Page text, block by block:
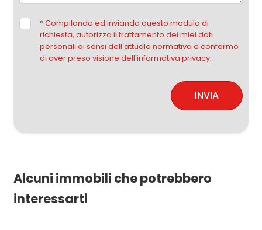
*Compilando ed inviando questo modulo di
richiesta, autorizzo il trattamento dei miei dati
personali ai sensi dell'attuale normativa e confermo
di aver preso visione dell'informativa privacy.
INVIA
Alcuni immobili che potrebbero
interessarti